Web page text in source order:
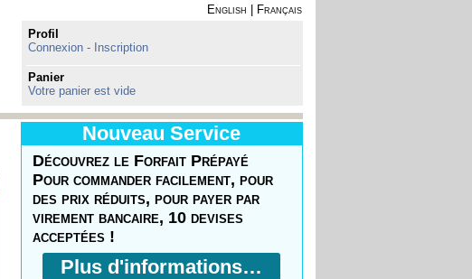
English
Français
Profil
Connexion - Inscription
Panier
Votre panier est vide
Nouveau Service
Découvrez le Forfait Prépayé
Pour commander facilement, pour
des prix réduits, pour payer par
virement bancaire, 10 devises
acceptées !
Plus d'informations…